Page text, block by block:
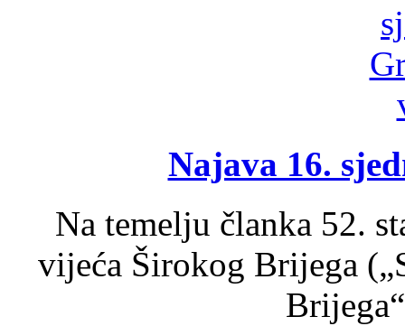
Najava 16.
Na temelju članka 52.
vijeća Širokog Brijega